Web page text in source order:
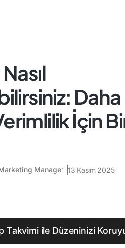
Daha
İçin
Manager 13 Kasım 2025
Takvimi ile Düzeninizi